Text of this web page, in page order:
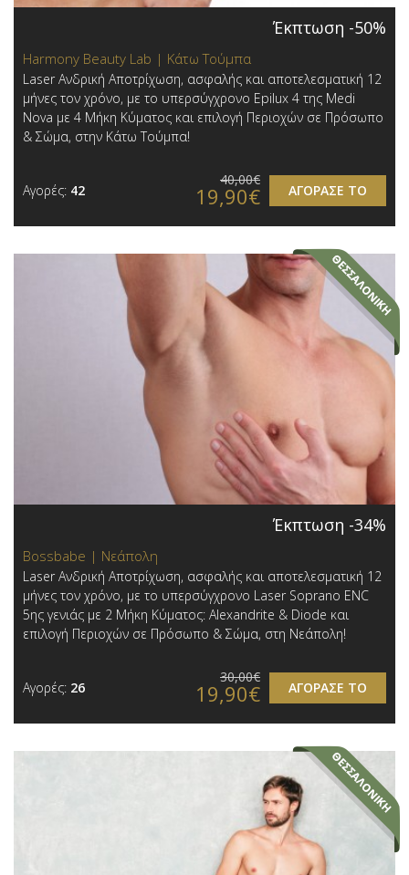
Έκπτωση -50%
Harmony Beauty Lab | Κάτω Τούμπα
Laser Ανδρική Αποτρίχωση, ασφαλής και αποτελεσματική 12
μήνες τον χρόνο, με το υπερσύγχρονο Epilux 4 της Medi
Nova με 4 Μήκη Κύματος και επιλογή Περιοχών σε Πρόσωπο
& Σώμα, στην Κάτω Τούμπα!
Αγορές: 42 ΑΓΟΡΑΣΕ ΤΟ
40,00€
19,90€
Έκπτωση -34%
Bossbabe | Νεάπολη
Laser Ανδρική Αποτρίχωση, ασφαλής και αποτελεσματική 12
μήνες τον χρόνο, με το υπερσύγχρονο Laser Soprano ENC
5ης γενιάς με 2 Μήκη Κύματος: Alexandrite & Diode και
επιλογή Περιοχών σε Πρόσωπο & Σώμα, στη Νεάπολη!
Αγορές: 26 ΑΓΟΡΑΣΕ ΤΟ
30,00€
19,90€